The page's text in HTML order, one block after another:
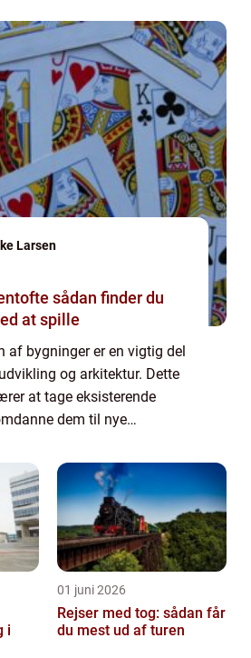
Larsen
finder du
at spille
af bygninger er en vigtig del
og arkitektur. Dette
at tage eksisterende
dem til nye
kan være drev...
i
01 juni 2026
Rejser med tog: sådan får
du mest ud af turen